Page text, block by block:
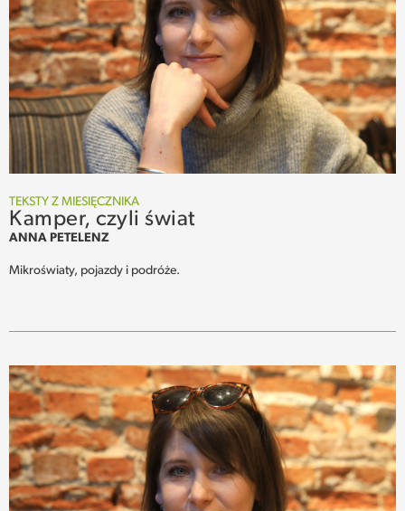
FELIETONY
TEKSTY Z MIESIĘCZNIKA
PODCAST
TEKSTY Z MIESIĘCZNIKA
Kamper, czyli świat
ANNA PETELENZ
Mikroświaty, pojazdy i podróże.